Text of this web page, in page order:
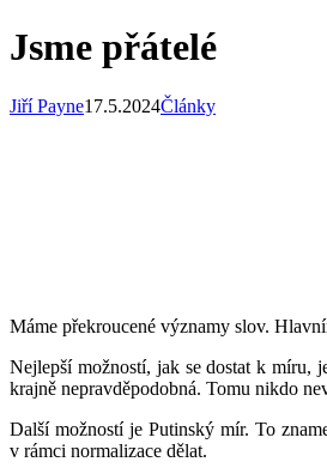
Jsme přátelé
Jiří Payne17.5.2024Články
Máme překroucené významy slov.
Nejlepší možností, jak se dostat k míru,
krajně nepravděpodobná. Tomu nikdo
Další možností je Putinský mír. To
v rámci normalizace dělat.